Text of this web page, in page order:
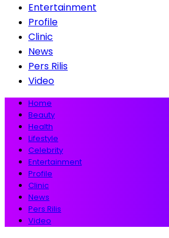
Entertainment
Profile
Clinic
News
Pers Rilis
Video
Home
Beauty
Health
Lifestyle
Celebrity
Entertainment
Profile
Clinic
News
Pers Rilis
Video